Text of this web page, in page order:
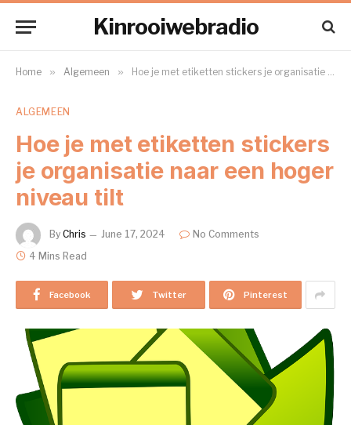
Kinrooiwebradio
Home » Algemeen » Hoe je met etiketten stickers je organisatie naar een hoger niveau tilt
ALGEMEEN
Hoe je met etiketten stickers
je organisatie naar een hoger
niveau tilt
By Chris June 17, 2024
No Comments
4 Mins Read
Facebook Twitter Pinterest